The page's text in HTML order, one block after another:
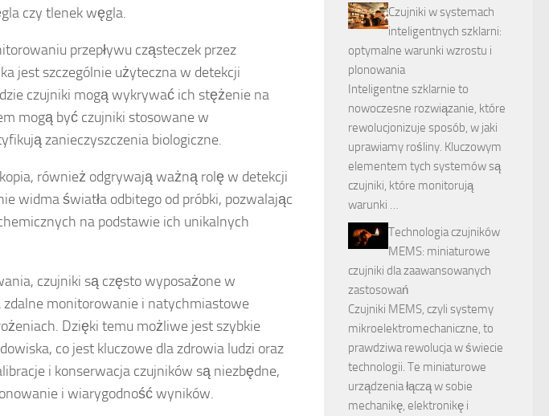
czy tlenek węgla.
przepływu cząsteczek przez
jest szczególnie użyteczna w detekcji
czujniki mogą wykrywać ich stężenie na
mogą być czujniki stosowane w
zanieczyszczenia biologiczne.
również odgrywają ważną rolę w detekcji
widma światła odbitego od próbki, pozwalając
na podstawie ich unikalnych
czujniki są często wyposażone w
monitorowanie i natychmiastowe
Dzięki temu możliwe jest szybkie
co jest kluczowe dla zdrowia ludzi oraz
i konserwacja czujników są niezbędne,
i wiarygodność wyników.
Czujniki w systemach
inteligentnych szklarni:
optymalne warunki wzrostu i
plonowania
Inteligentne szklarnie to
nowoczesne rozwiązanie, które
rewolucjonizuje sposób, w jaki
uprawiamy rośliny. Kluczowym
elementem tych systemów są
czujniki, które monitorują
warunki …
Technologia czujników
MEMS: miniaturowe
czujniki dla zaawansowanych
zastosowań
Czujniki MEMS, czyli systemy
mikroelektromechaniczne, to
prawdziwa rewolucja w świecie
technologii. Te miniaturowe
urządzenia łączą w sobie
mechanikę, elektronikę i